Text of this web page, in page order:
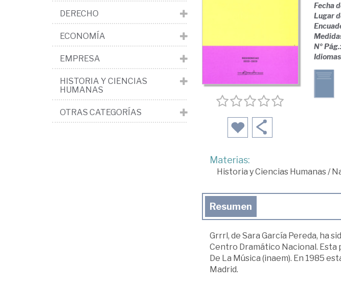
Fecha
Lugar
Nº
Materias:
Historia y Ciencias Humanas/
Resumen
Grrrl, de Sara García Pereda, ha
Centro Dramático Nacional.
De La Música (inaem). En 1985
Madrid.
DERECHO
ECONOMÍA
EMPRESA
HISTORIA Y CIENCIAS
HUMANAS
OTRAS CATEGORÍAS